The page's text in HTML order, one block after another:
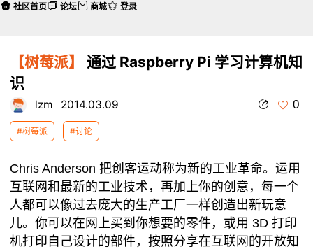
【树莓派】
通过 Raspberry Pi 学习计算机知
识
lzm 2014.03.09 0
#树莓派 #讨论
Chris Anderson 把创客运动称为新的工业革命。运用
互联网和最新的工业技术，再加上你的创意，每一个
人都可以像过去庞大的生产工厂一样创造出新玩意
儿。你可以在网上买到你想要的零件，或用 3D 打印
机打印自己设计的部件，按照分享在互联网的开放知
社区首页 论坛 商城 登录